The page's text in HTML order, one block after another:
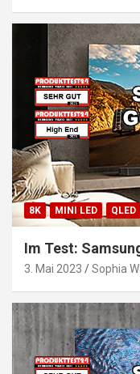
8K MINI LED QLED
Im Test:
3. Mai 2023 Sophia